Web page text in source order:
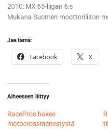
2010: MX 65-liigan 6:s
Mukana Suomen moottoriliiton
Jaa tämä:
Facebook X
Aiheeseen liittyy
RacePros hakee
motocrossmenestystä